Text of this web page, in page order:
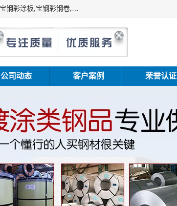
上海志辰实业有限公司主要经销:上海宝钢彩钢卷（宝钢总厂）台湾氟碳彩钢板,烨辉彩钢板,宝钢彩钢板,宝钢彩涂板,宝钢彩钢卷,马钢彩钢板,马钢彩钢卷,镀铝锌钢板,PVDF彩钢板,台湾烨辉彩钢板,高耐候彩钢板,硅改性彩钢板,规格齐全。
公司动态 客户案例 荣誉认证